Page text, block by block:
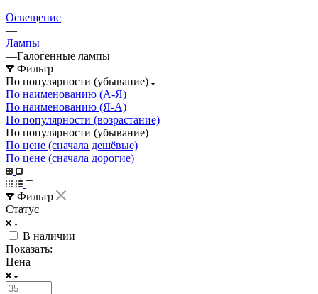
—
Освещение
—
Лампы
—Галогенные лампы
Фильтр
По популярности (убывание)
По наименованию (А-Я)
По наименованию (Я-А)
По популярности (возрастание)
По популярности (убывание)
По цене (сначала дешёвые)
По цене (сначала дорогие)
Фильтр
Статус
В наличии
Показать:
Цена